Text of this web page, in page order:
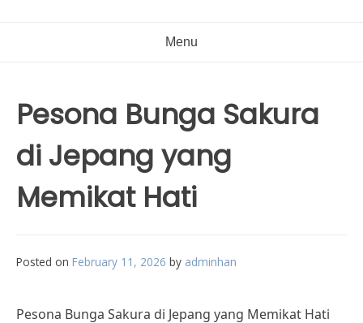
Menu
Pesona Bunga Sakura
di Jepang yang
Memikat Hati
Posted on February 11, 2026 by adminhan
Pesona Bunga Sakura di Jepang yang Memikat Hati